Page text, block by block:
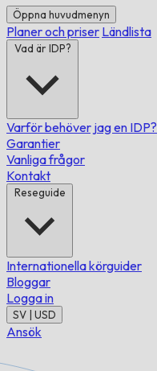
Öppna huvudmenyn
Planer och priser Ländlista
Vad är IDP?
Varför behöver jag en IDP?
Garantier
Vanliga frågor
Kontakt
Reseguide
Internationella körguider
Bloggar
Logga in
SV | USD
Ansök